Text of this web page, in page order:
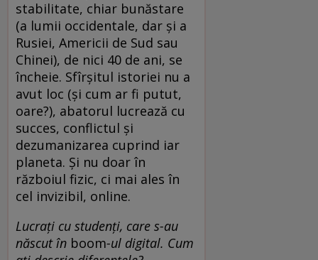
stabilitate, chiar bunăstare
(a lumii occidentale, dar și a
Rusiei, Americii de Sud sau
Chinei), de nici 40 de ani, se
încheie. Sfîrșitul istoriei nu a
avut loc (și cum ar fi putut,
oare?), abatorul lucrează cu
succes, conflictul și
dezumanizarea cuprind iar
planeta. Și nu doar în
războiul fizic, ci mai ales în
cel invizibil, online.
Lucrați cu studenți, care s-au
născut în boom-ul digital. Cum